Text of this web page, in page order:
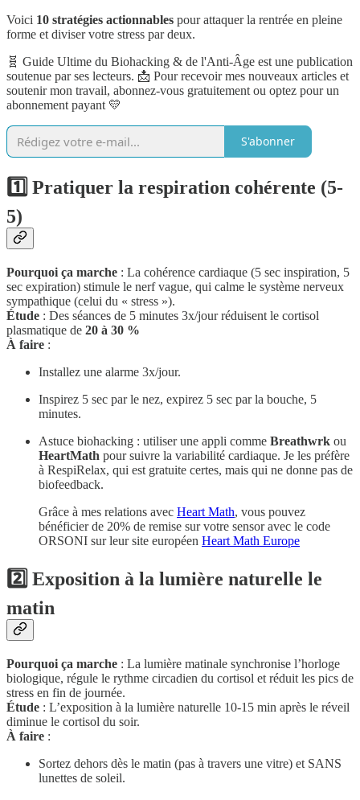
Voici 10 stratégies actionnables pour attaquer la rentrée en pleine
forme et diviser votre stress par deux.
🧬 Guide Ultime du Biohacking & de l'Anti-Âge est une publication
soutenue par ses lecteurs. 📩 Pour recevoir mes nouveaux articles et
soutenir mon travail, abonnez-vous gratuitement ou optez pour un
abonnement payant 💛
S'abonner
1️⃣ Pratiquer la respiration cohérente (5-
5)
Pourquoi ça marche : La cohérence cardiaque (5 sec inspiration, 5
sec expiration) stimule le nerf vague, qui calme le système nerveux
sympathique (celui du « stress »).
Étude : Des séances de 5 minutes 3x/jour réduisent le cortisol
plasmatique de 20 à 30 %
À faire :
Installez une alarme 3x/jour.
Inspirez 5 sec par le nez, expirez 5 sec par la bouche, 5
minutes.
Astuce biohacking : utiliser une appli comme Breathwrk ou
HeartMath pour suivre la variabilité cardiaque. Je les préfère
à RespiRelax, qui est gratuite certes, mais qui ne donne pas de
biofeedback.
Grâce à mes relations avec Heart Math, vous pouvez
bénéficier de 20% de remise sur votre sensor avec le code
ORSONI sur leur site européen Heart Math Europe
2️⃣ Exposition à la lumière naturelle le
matin
Pourquoi ça marche : La lumière matinale synchronise l’horloge
biologique, régule le rythme circadien du cortisol et réduit les pics de
stress en fin de journée.
Étude : L’exposition à la lumière naturelle 10-15 min après le réveil
diminue le cortisol du soir.
À faire :
Sortez dehors dès le matin (pas à travers une vitre) et SANS
lunettes de soleil.